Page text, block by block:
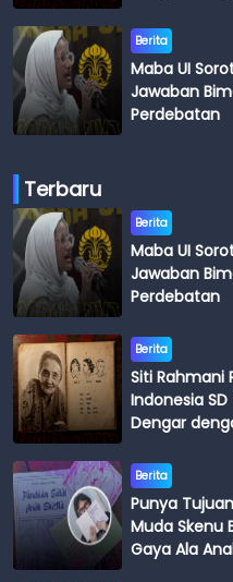
Berita
Maba UI
Jawaban
Perdebatan
Terbaru
Berita
Maba UI
Jawaban
Perdebatan
Berita
Siti Rahmani
Indonesia
Dengar
Berita
Punya
Muda Skenu
Gaya Ala